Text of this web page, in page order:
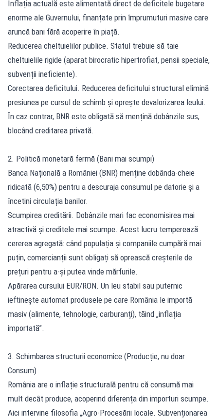
Inflația actuală este alimentată direct de deficitele bugetare
enorme ale Guvernului, finanțate prin împrumuturi masive care
aruncă bani fără acoperire în piață.
Reducerea cheltuielilor publice. Statul trebuie să taie
cheltuielile rigide (aparat birocratic hipertrofiat, pensii speciale,
subvenții ineficiente).
Corectarea deficitului. Reducerea deficitului structural elimină
presiunea pe cursul de schimb și oprește devalorizarea leului.
În caz contrar, BNR este obligată să mențină dobânzile sus,
blocând creditarea privată.
2. Politică monetară fermă (Bani mai scumpi)
Banca Națională a României (BNR) menține dobânda-cheie
ridicată (6,50%) pentru a descuraja consumul pe datorie și a
încetini circulația banilor.
Scumpirea creditării. Dobânzile mari fac economisirea mai
atractivă și creditele mai scumpe. Acest lucru temperează
cererea agregată: când populația și companiile cumpără mai
puțin, comercianții sunt obligați să oprească creșterile de
prețuri pentru a-și putea vinde mărfurile.
Apărarea cursului EUR/RON. Un leu stabil sau puternic
ieftinește automat produsele pe care România le importă
masiv (alimente, tehnologie, carburanți), tăind „inflația
importată”.
3. Schimbarea structurii economice (Producție, nu doar
Consum)
România are o inflație structurală pentru că consumă mai
mult decât produce, acoperind diferența din importuri scumpe.
Aici intervine filosofia „Agro-Procesării locale. Subvenționarea